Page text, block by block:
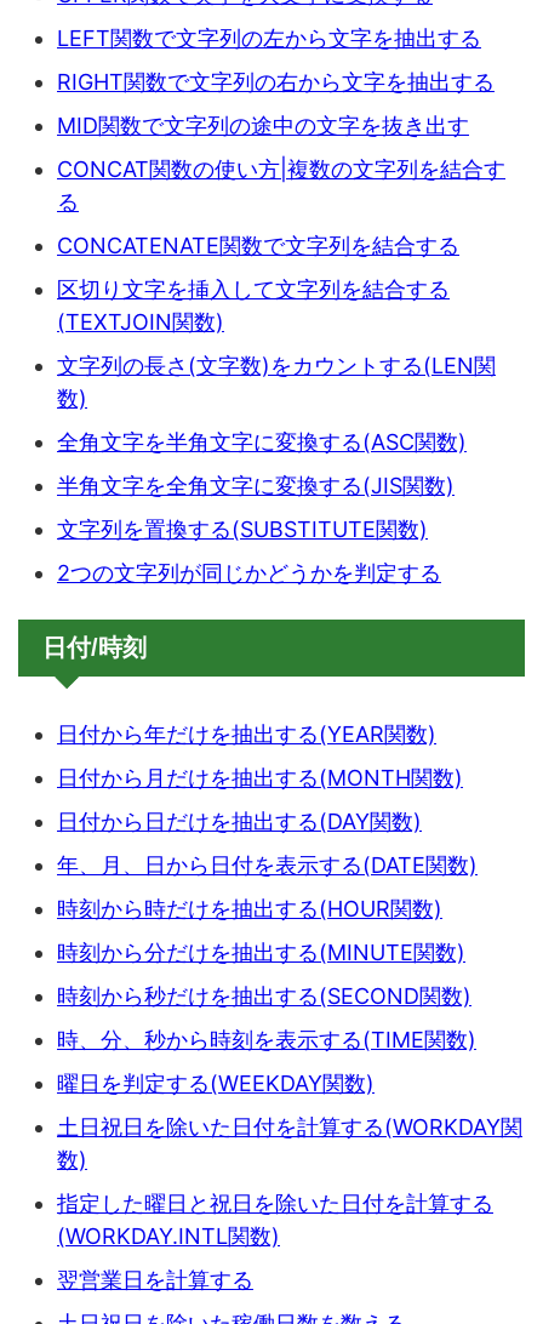
LEFT関数で文字列の左から文字を抽出する
RIGHT関数で文字列の右から文字を抽出する
MID関数で文字列の途中の文字を抜き出す
CONCAT関数の使い方|複数の文字列を結合す
る
CONCATENATE関数で文字列を結合する
区切り文字を挿入して文字列を結合する
(TEXTJOIN関数)
文字列の長さ(文字数)をカウントする(LEN関
数)
全角文字を半角文字に変換する(ASC関数)
半角文字を全角文字に変換する(JIS関数)
文字列を置換する(SUBSTITUTE関数)
2つの文字列が同じかどうかを判定する
日付/時刻
日付から年だけを抽出する(YEAR関数)
日付から月だけを抽出する(MONTH関数)
日付から日だけを抽出する(DAY関数)
年、月、日から日付を表示する(DATE関数)
時刻から時だけを抽出する(HOUR関数)
時刻から分だけを抽出する(MINUTE関数)
時刻から秒だけを抽出する(SECOND関数)
時、分、秒から時刻を表示する(TIME関数)
曜日を判定する(WEEKDAY関数)
土日祝日を除いた日付を計算する(WORKDAY関
数)
指定した曜日と祝日を除いた日付を計算する
(WORKDAY.INTL関数)
翌営業日を計算する